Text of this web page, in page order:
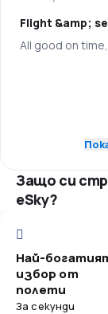
Цени
Изхранване
Flight &amp;
All good on
Цени
Защо си
eSky?
Най-
избор от
полети
За секунди